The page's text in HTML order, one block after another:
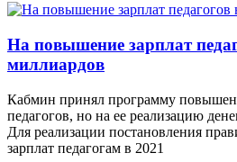
На повышение зарплат
миллиардов
Кабмин принял программу
педагогов, но на ее реализацию
Для реализации постановления
зарплат педагогам в 2021